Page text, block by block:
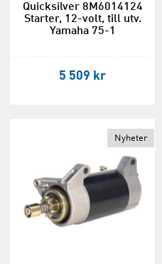
Quicksilver 8M6014124
Starter, 12-volt, till utv.
Yamaha 75-1
5 509 kr
Nyheter